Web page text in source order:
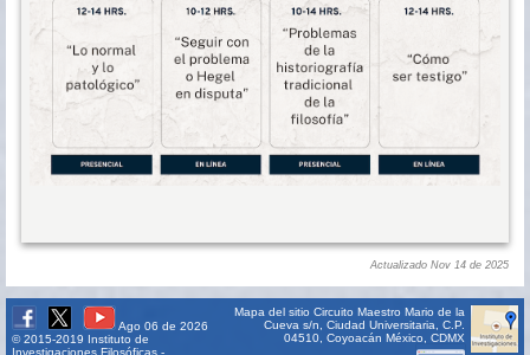
Actualizado Nov 14 de 2025
Ago 06 de 2026
© 2015-2019 Instituto de
Investigaciones Filosóficas -
Mapa del sitio Circuito Maestro Mario de la
Cueva s/n, Ciudad Universitaria, C.P.
04510, Coyoacán México, CDMX